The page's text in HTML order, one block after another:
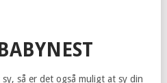
så er det også muligt at sy din